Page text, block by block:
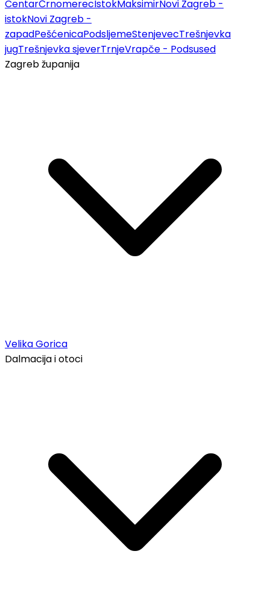
CentarČrnomerecIstokMaksimirNovi Zagreb -
istokNovi Zagreb -
zapadPešćenicaPodsljemeStenjevecTrešnjevka
jugTrešnjevka sjeverTrnjeVrapče - Podsused
Zagreb županija
Velika Gorica
Dalmacija i otoci